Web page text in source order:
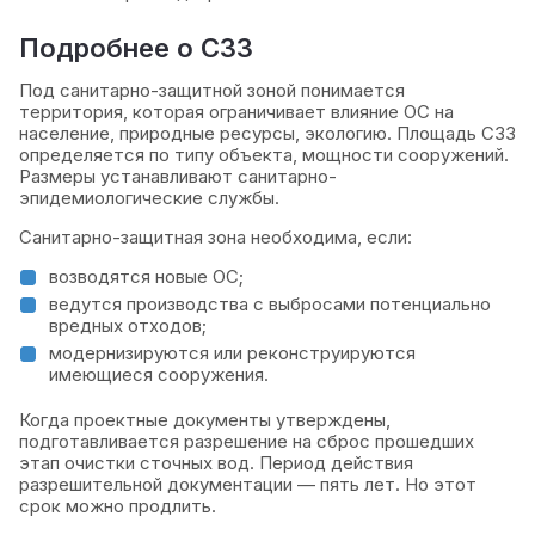
Подробнее о СЗЗ
Под санитарно-защитной зоной понимается
территория, которая ограничивает влияние ОС на
население, природные ресурсы, экологию. Площадь СЗЗ
определяется по типу объекта, мощности сооружений.
Размеры устанавливают санитарно-
эпидемиологические службы.
Санитарно-защитная зона необходима, если:
возводятся новые ОС;
ведутся производства с выбросами потенциально
вредных отходов;
модернизируются или реконструируются
имеющиеся сооружения.
Когда проектные документы утверждены,
подготавливается разрешение на сброс прошедших
этап очистки сточных вод. Период действия
разрешительной документации — пять лет. Но этот
срок можно продлить.